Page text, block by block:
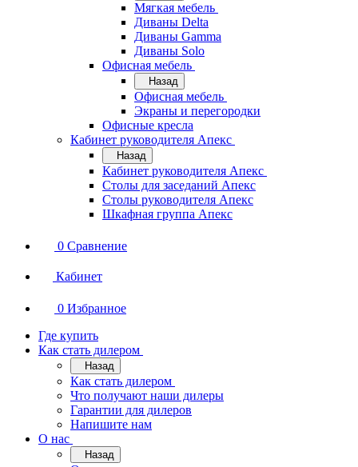
Мягкая мебель
Диваны Delta
Диваны Gamma
Диваны Solo
Офисная мебель
Назад
Офисная мебель
Экраны и перегородки
Офисные кресла
Кабинет руководителя Апекс
Назад
Кабинет руководителя Апекс
Столы для заседаний Апекс
Столы руководителя Апекс
Шкафная группа Апекс
0 Сравнение
Кабинет
0 Избранное
Где купить
Как стать дилером
Назад
Как стать дилером
Что получают наши дилеры
Гарантии для дилеров
Напишите нам
О нас
Назад